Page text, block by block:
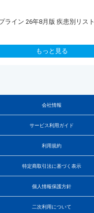
ライン 26年8月版 疾患別リスト
もっと見る
会社情報
サービス利用ガイド
利用規約
特定商取引法に基づく表示
個人情報保護方針
二次利用について